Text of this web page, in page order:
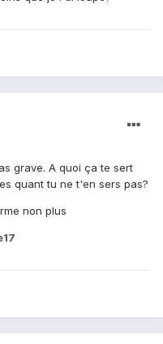
grave. A quoi ça te sert
quant tu ne t'en sers pas?
non plus